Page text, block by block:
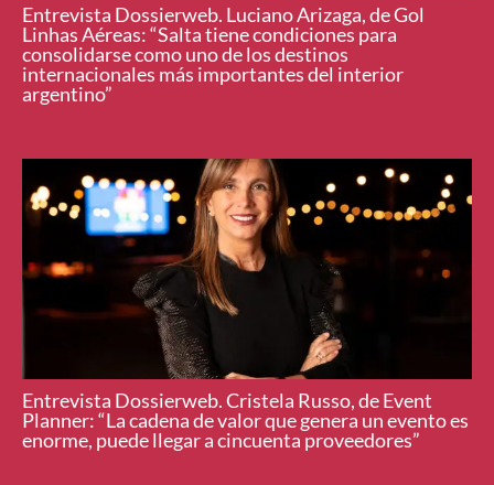
Entrevista Dossierweb. Luciano Arizaga, de Gol
Linhas Aéreas: “Salta tiene condiciones para
consolidarse como uno de los destinos
internacionales más importantes del interior
argentino”
Entrevista Dossierweb. Cristela Russo, de Event
Planner: “La cadena de valor que genera un evento es
enorme, puede llegar a cincuenta proveedores”